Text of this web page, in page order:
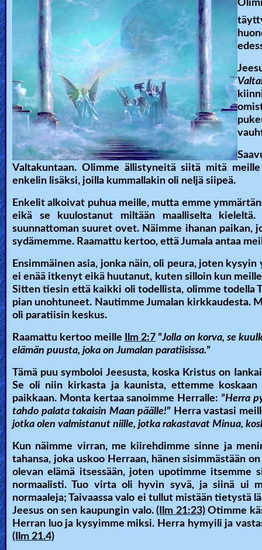
Bible
Movies
Gospel
Videos
🎞
Godly
Movies
🎞
CBN
Videos
🎞
Kids
Videos
🎞
Worship
Music
🎞
Vids
for
New
Believers
Heaven
Valtakuntaan. Olimme ällistyneitä siitä mitä
enkelin lisäksi, joilla kummallakin oli neljä siipeä.
Enkelit alkoivat puhua meille, mutta emme
eikä se kuulostanut miltään maalliselta
suunnattoman suuret ovet. Näimme ihanan paikan,
sydämemme. Raamattu kertoo, että Jumala antaa
Ensimmäinen asia, jonka näin, oli peura, joten
ei enää itkenyt eikä huutanut, kuten silloin kun
Sitten tiesin että kaikki oli todellista, olimme todella
pian unohtuneet. Nautimme Jumalan kirkkaudesta.
oli paratiisin keskus.
Raamattu kertoo meille Ilm 2:7 ”Jolla on korva, se
elämän puusta, joka on Jumalan paratiisissa.”
Tämä puu symboloi Jeesusta, koska Kristus on
Se oli niin kirkasta ja kaunista, ettemme
paikkaan. Monta kertaa sanoimme Herralle: ”Herra
tahdo palata takaisin Maan päälle!” Herra vastasi
jotka olen valmistanut niille, jotka rakastavat Minua,
Kun näimme virran, me kiirehdimme sinne ja
tahansa, joka uskoo Herraan, hänen sisimmästään
olevan elämä itsessään, joten upotimme itsemme
normaalisti. Tuo virta oli hyvin syvä, ja siinä ui
normaaleja; Taivaassa valo ei tullut mistään tietystä
Jeesus on sen kaupungin valo.(Ilm 21:23)Otimme
Herran luo ja kysyimme miksi. Herra hymyili ja
(Ilm 21.4)